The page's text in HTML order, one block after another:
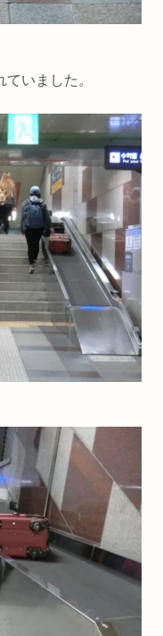
いました。